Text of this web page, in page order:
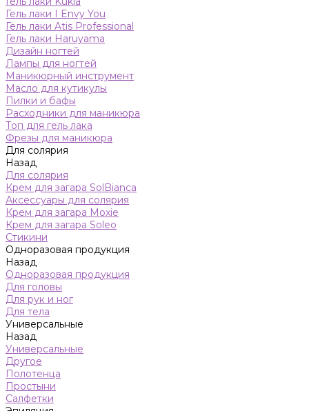
Гель лаки I Envy You
Гель лаки Atis Professional
Гель лаки Haruyama
Дизайн ногтей
Лампы для ногтей
Маникюрный инструмент
Масло для кутикулы
Пилки и бафы
Расходники для маникюра
Топ для гель лака
Фрезы для маникюра
Для солярия
Назад
Для солярия
Крем для загара SolBianca
Аксессуары для солярия
Крем для загара Moxie
Крем для загара Soleo
Стикини
Одноразовая продукция
Назад
Одноразовая продукция
Для головы
Для рук и ног
Для тела
Универсальные
Назад
Универсальные
Другое
Полотенца
Простыни
Салфетки